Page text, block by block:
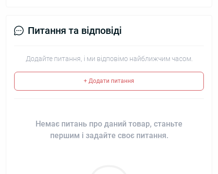
Питання та відповіді
Додайте питання, і ми відповімо найближчим часом.
+ Додати питання
Немає питань про даний товар, станьте
першим і задайте своє питання.